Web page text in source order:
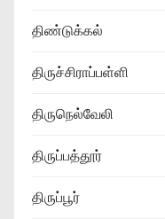
திண்டுக்கல்
திருச்சிராப்பள்ளி
திருநெல்வேலி
திருப்பத்தூர்
திருப்பூர்